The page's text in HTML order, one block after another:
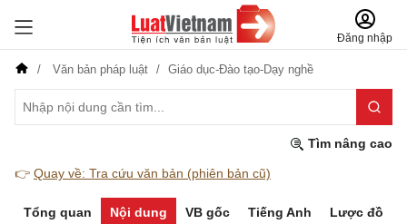
Đăng nhập
Văn bản pháp luật Giáo dục-Đào tạo-Dạy nghề
Tìm nâng cao
👉 Quay về: Tra cứu văn bản (phiên bản cũ)
Tổng quan Nội dung VB gốc Tiếng Anh Lược đồ